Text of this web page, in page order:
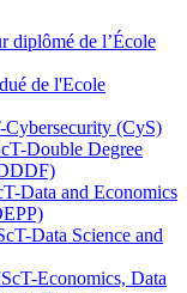
diplômé de l’École
de l'Ecole
(CyS)
Double Degree
Data and Economics
Data Science and
Economics, Data